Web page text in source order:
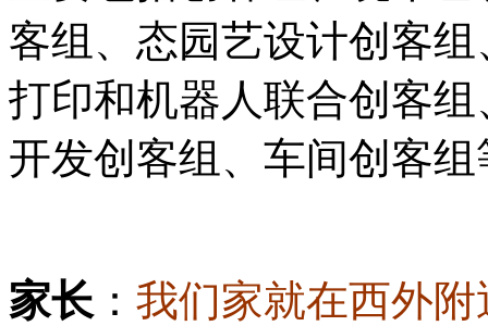
客组、态园艺设计创客
打印和机器人联合创客
开发创客组、车间创客组
家长 ： 我们家就在西外